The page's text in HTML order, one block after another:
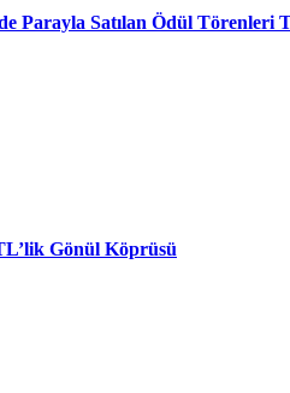
Parayla Satılan Ödül Törenleri
Gönül Köprüsü